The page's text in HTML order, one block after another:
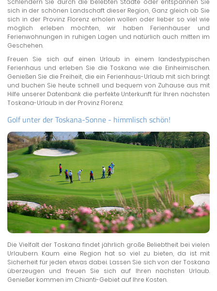
Schlendern Sie durch die belebten Städte oder entspannen Sie
sich in der schönen Landschaft dieser Region, Ganz gleich ob Sie
sich in der Provinz Florenz erholen wollen oder lieber so viel wie
möglich erleben möchten, wir haben Ferienhäuser und
Ferienwohnungen in ruhigen Lagen und natürlich auch mitten im
Geschehen.
Freuen Sie sich auf einen Urlaub in einem landestypischen
Ferienhaus und erleben Sie die Toskana wie die Einheimischen.
Genießen Sie die Freiheit, die ein Ferienhaus-Urlaub mit sich bringt
und buchen Sie heute schnell und bequem von Zuhause aus mit
Hilfe unserer Datenbank die perfekte Unterkunft für Ihren nächsten
Toskana-Urlaub in der Provinz Florenz.
Golf unter der Toskana-Sonne - himmlisch schön!
Die Vielfalt der Toskana findet jährlich große Beliebtheit bei vielen
Urlaubern. Kaum eine Region hat so viel zu bieten, da ist mit
Sicherheit für jeden etwas dabei. Lassen Sie sich von der Toskana
überzeugen und freuen Sie sich auf Ihren nächsten Urlaub.
Genießer kommen im Chianti-Gebiet auf Ihre Kosten.